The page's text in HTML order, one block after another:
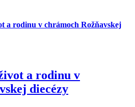
a rodinu v chrámoch Rožňavskej
a rodinu v
diecézy